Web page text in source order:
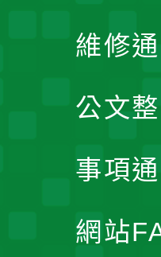
維修
公文
事項
網站